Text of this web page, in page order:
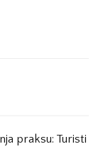
praksu: Turisti